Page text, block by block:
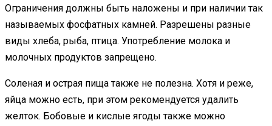
Ограничения должны быть наложены и при наличии так
называемых фосфатных камней. Разрешены разные
виды хлеба, рыба, птица. Употребление молока и
молочных продуктов запрещено.
Соленая и острая пища также не полезна. Хотя и реже,
яйца можно есть, при этом рекомендуется удалить
желток. Бобовые и кислые ягоды также можно